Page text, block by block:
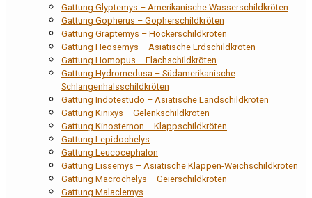
Gattung Glyptemys – Amerikanische Wasserschildkröten
Gattung Gopherus – Gopherschildkröten
Gattung Graptemys – Höckerschildkröten
Gattung Heosemys – Asiatische Erdschildkröten
Gattung Homopus – Flachschildkröten
Gattung Hydromedusa – Südamerikanische
Schlangenhalsschildkröten
Gattung Indotestudo – Asiatische Landschildkröten
Gattung Kinixys – Gelenkschildkröten
Gattung Kinosternon – Klappschildkröten
Gattung Lepidochelys
Gattung Leucocephalon
Gattung Lissemys – Asiatische Klappen-Weichschildkröten
Gattung Macrochelys – Geierschildkröten
Gattung Malaclemys